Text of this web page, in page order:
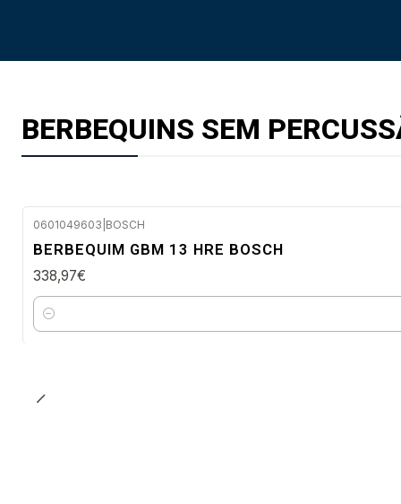
BERBEQUINS SEM
0601049603 BOSCH
BERBEQUIM GBM 13 HRE BOSCH
338,97€
Quantidade